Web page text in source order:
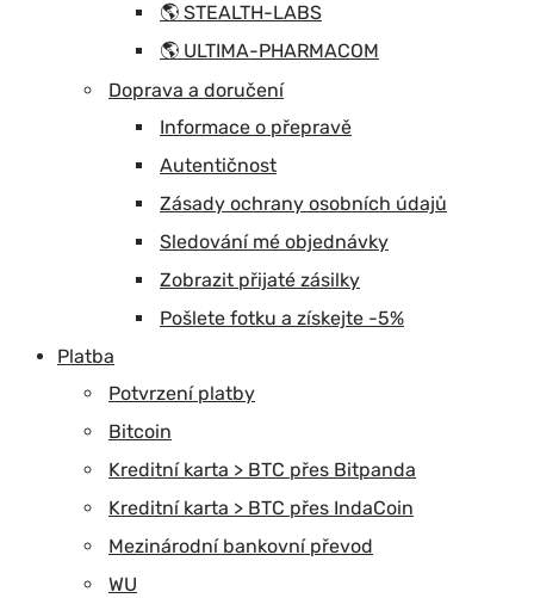
🌎 STEALTH-LABS
🌎 ULTIMA-PHARMACOM
Doprava a doručení
Informace o přepravě
Autentičnost
Zásady ochrany osobních údajů
Sledování mé objednávky
Zobrazit přijaté zásilky
Pošlete fotku a získejte -5%
Platba
Potvrzení platby
Bitcoin
Kreditní karta > BTC přes Bitpanda
Kreditní karta > BTC přes IndaCoin
Mezinárodní bankovní převod
WU